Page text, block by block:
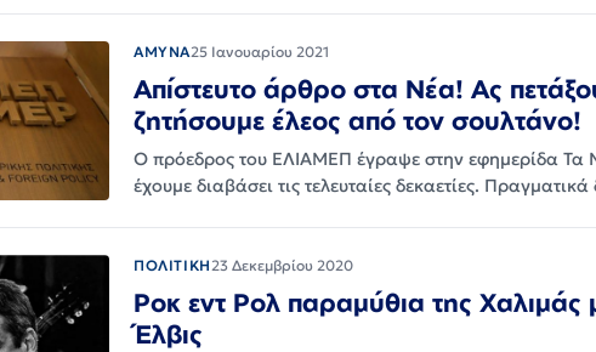
ΑΜΥΝΑ25 Ιανουαρίου 2021
Απίστευτο άρθρο στα Νέα! Ας
ζητήσουμε έλεος από τον σουλτάνο!
Ο πρόεδρος του ΕΛΙΑΜΕΠ έγραψε στην εφημερίδα Τα
έχουμε διαβάσει τις τελευταίες δεκαετίες.
ΠΟΛΙΤΙΚΗ23 Δεκεμβρίου 2020
Ροκ εντ Ρολ παραμύθια της Χαλιμάς
Έλβις